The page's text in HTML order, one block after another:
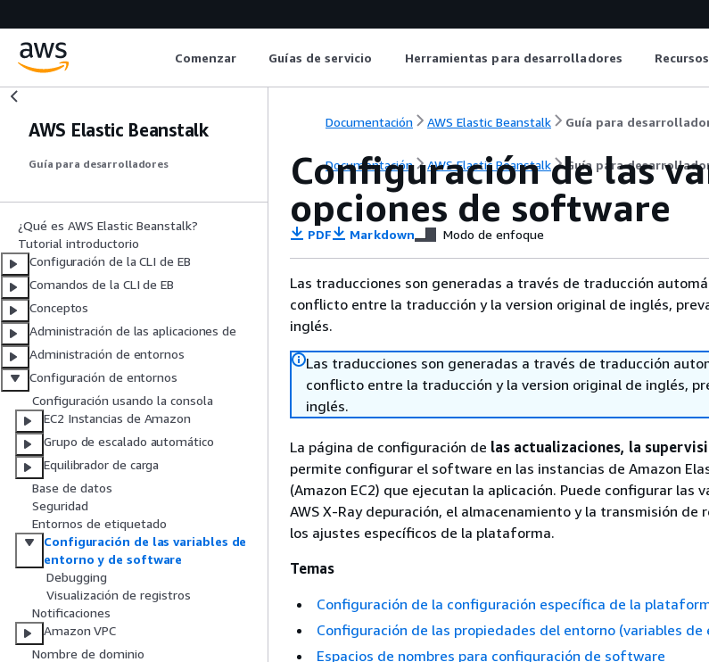
Comenzar Guías de servicio Herramientas para desarrolladores
AWS Elastic Beanstalk
Guía para desarrolladores
¿Qué es AWS Elastic Beanstalk?
Tutorial introductorio
Configuración de la CLI de EB
Comandos de la CLI de EB
Conceptos
Administración de las aplicaciones de
Administración de entornos
Configuración de entornos
Configuración usando la consola
EC2 Instancias de Amazon
Grupo de escalado automático
Equilibrador de carga
Base de datos
Seguridad
Entornos de etiquetado
Configuración de las variables de
entorno y de software
Debugging
Visualización de registros
Notificaciones
Amazon VPC
Nombre de dominio
Documentación AWS Elastic Beanstalk Guía para
Documentación AWS Elastic Beanstalk Guía para
Configuración de las
opciones de software
PDF Markdown Modo de enfoque
Las traducciones son generadas a través de traducción
conflicto entre la traducción y la version original de inglés,
inglés.
Las traducciones son generadas a través de traducción
conflicto entre la traducción y la version original de inglés,
inglés.
La página de configuración de las actualizaciones, la
permite configurar el software en las instancias de Amazon
(Amazon EC2) que ejecutan la aplicación. Puede configurar las
AWS X-Ray depuración, el almacenamiento y la transmisión de
los ajustes específicos de la plataforma.
Temas
Configuración de la configuración específica de la
Configuración de las propiedades del entorno (variables de
Espacios de nombres para configuración de software